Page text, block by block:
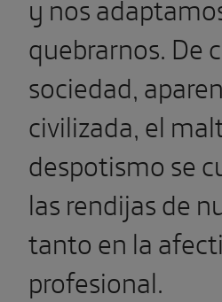
quebrarnos. De
sociedad,
civilizada, el
despotismo se
las rendijas de
tanto en la
profesional.